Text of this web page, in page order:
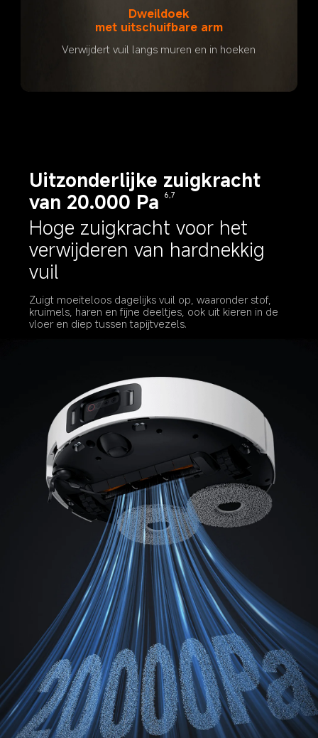
Dweildoek
met uitschuifbare arm
Verwijdert vuil langs muren en in hoeken
Uitzonderlijke zuigkracht
van 20.000 Pa
6,7
Hoge zuigkracht voor het
verwijderen van hardnekkig
vuil
Zuigt moeiteloos dagelijks vuil op, waaronder stof,
kruimels, haren en fijne deeltjes, ook uit kieren in de
vloer en diep tussen tapijtvezels.